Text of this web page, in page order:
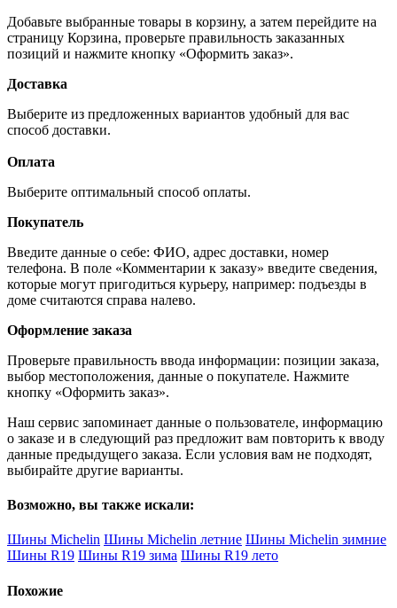
Добавьте выбранные товары в корзину, а затем перейдите на
страницу Корзина, проверьте правильность заказанных
позиций и нажмите кнопку «Оформить заказ».
Доставка
Выберите из предложенных вариантов удобный для вас
способ доставки.
Оплата
Выберите оптимальный способ оплаты.
Покупатель
Введите данные о себе: ФИО, адрес доставки, номер
телефона. В поле «Комментарии к заказу» введите сведения,
которые могут пригодиться курьеру, например: подъезды в
доме считаются справа налево.
Оформление заказа
Проверьте правильность ввода информации: позиции заказа,
выбор местоположения, данные о покупателе. Нажмите
кнопку «Оформить заказ».
Наш сервис запоминает данные о пользователе, информацию
о заказе и в следующий раз предложит вам повторить к вводу
данные предыдущего заказа. Если условия вам не подходят,
выбирайте другие варианты.
Возможно, вы также искали:
Шины Michelin Шины Michelin летние Шины Michelin зимние
Шины R19 Шины R19 зима Шины R19 лето
Похожие